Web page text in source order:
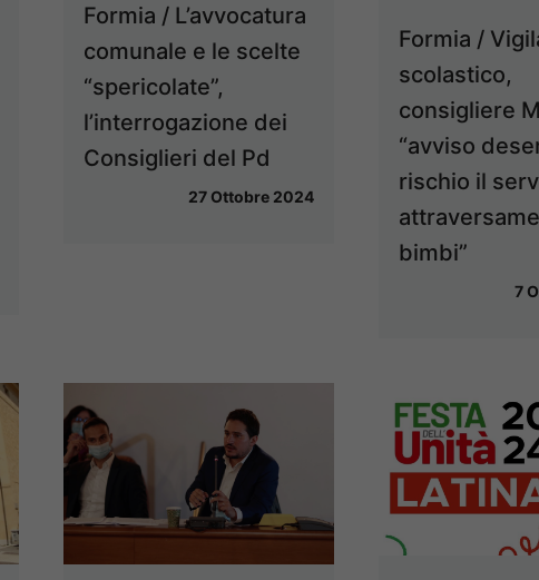
Formia / L’avvocatura
comunale e le scelte
“spericolate”,
l’interrogazione dei
Consiglieri del Pd
27 Ottobre 2024
Formia /
scolastico,
consigliere
“avviso
rischio il
bimbi”
7